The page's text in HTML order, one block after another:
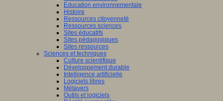
Education environnementale
Histoire
Ressources citoyenneté
Ressources sciences
Sites éducatifs
Sites pédagogiques
Sites ressources
Sciences et techniques
Culture scientifique
Développement durable
Intelligence artificielle
Logiciels libres
Métavers
Outils et logiciels